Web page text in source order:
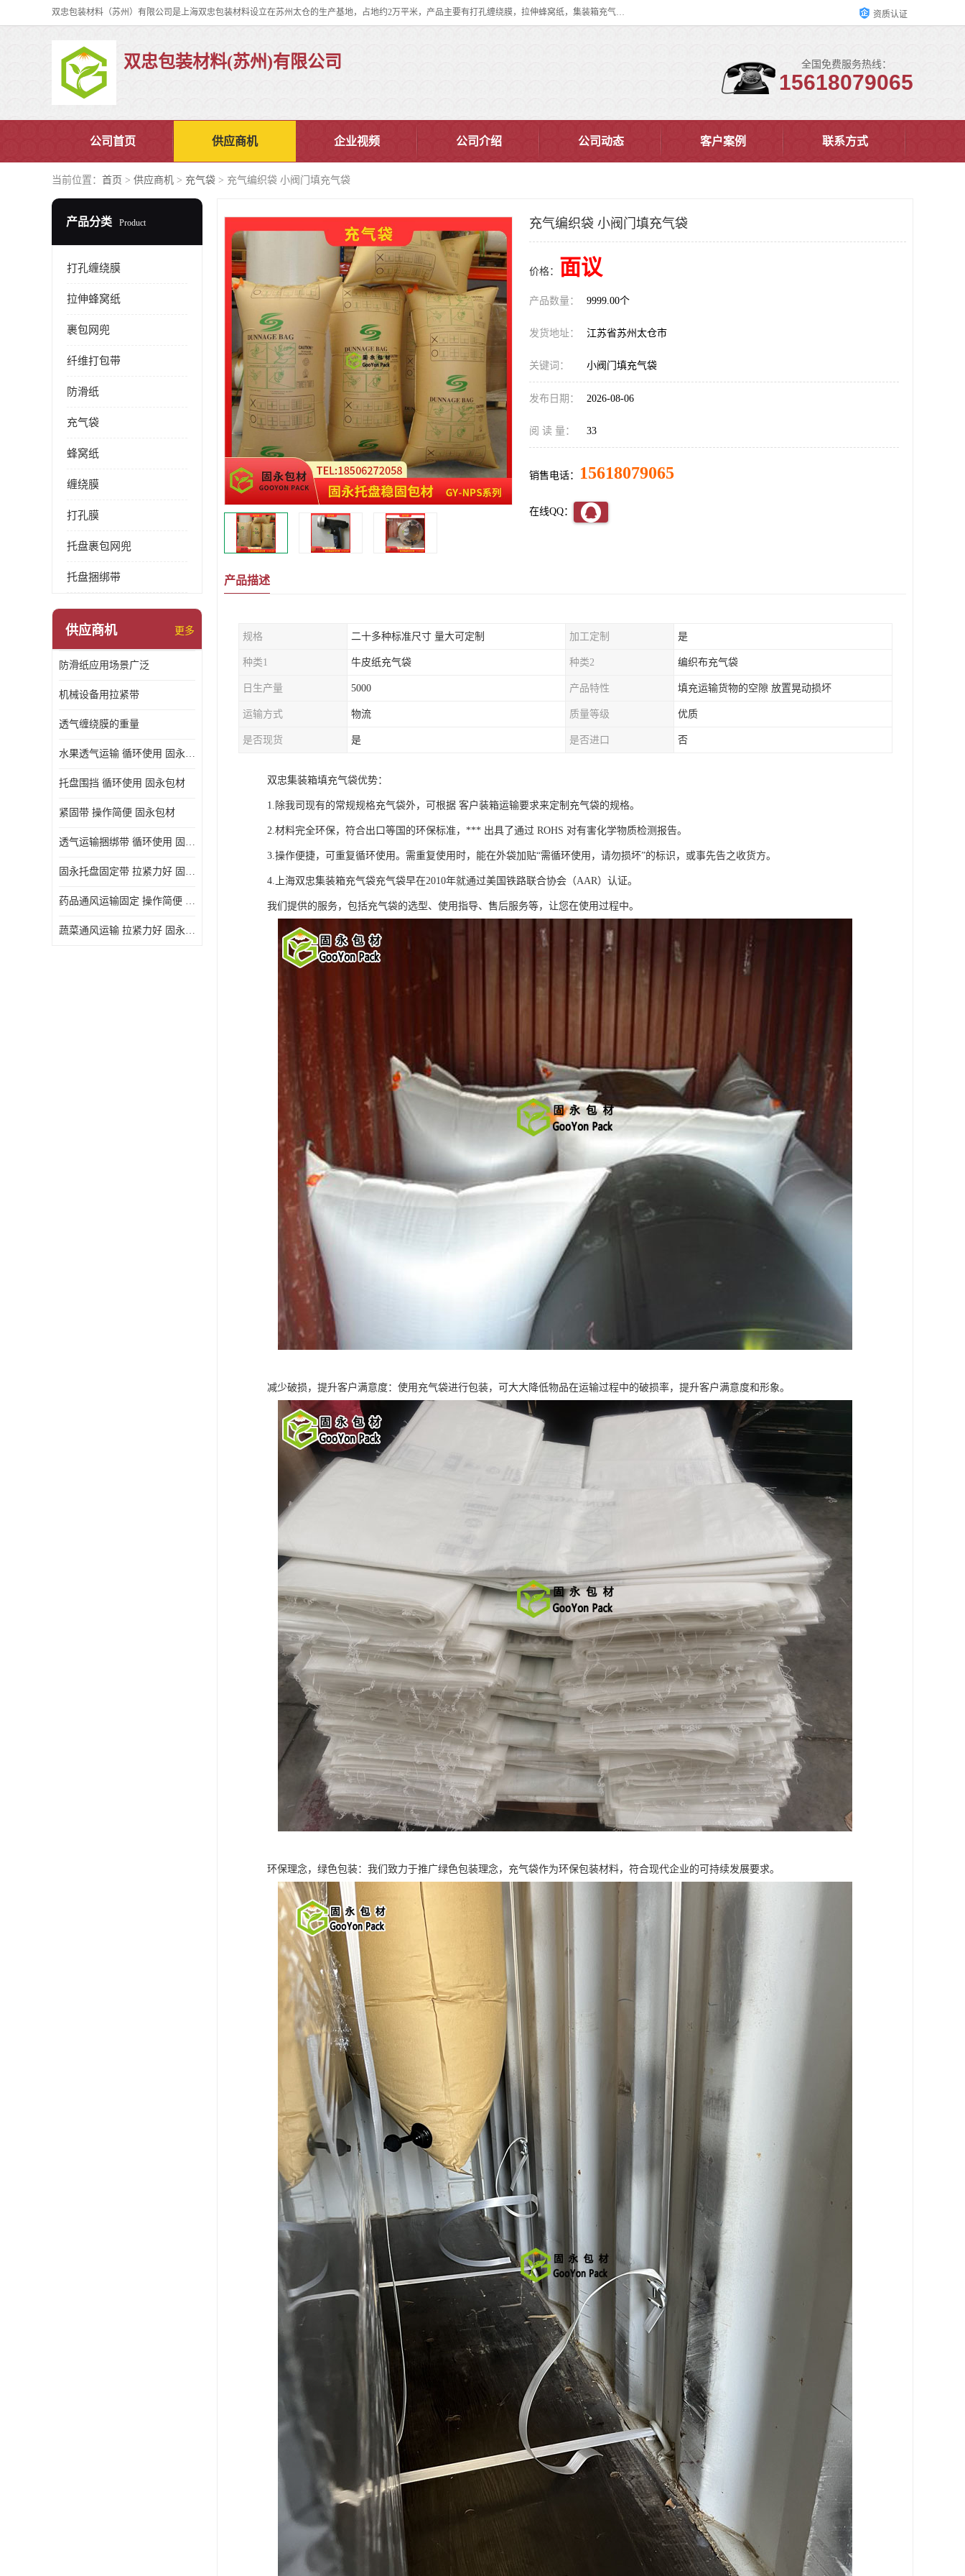
双忠包装材料（苏州）有限公司是上海双忠包装材料设立在苏州太仓的生产基地，占地约2万平米，产品主要有打孔缠绕膜，拉伸蜂窝纸，集装箱充气袋，滑托板，打包带，裹包网兜，防滑纸等箱体和托盘的运输和保护性包材。固永包材®，GooYon Pack®，是我们保护性包装材料的专属品牌。 资质认证
双忠包装材料(苏州)有限公司 全国免费服务热线：
15618079065
公司首页 供应商机 企业视频 公司介绍 公司动态 客户案例 联系方式
当前位置： 首页 > 供应商机 > 充气袋 > 充气编织袋 小阀门填充气袋
产品分类 Product
打孔缠绕膜
拉伸蜂窝纸
裹包网兜
纤维打包带
防滑纸
充气袋
蜂窝纸
缠绕膜
打孔膜
托盘裹包网兜
托盘捆绑带
供应商机 更多
防滑纸应用场景广泛
机械设备用拉紧带
透气缠绕膜的重量
水果透气运输 循环使用 固永包材
托盘围挡 循环使用 固永包材
紧固带 操作简便 固永包材
透气运输捆绑带 循环使用 固永包材
固永托盘固定带 拉紧力好 固永包材
药品通风运输固定 操作简便 固永包材
蔬菜通风运输 拉紧力好 固永包材
充气编织袋 小阀门填充气袋
价格： 面议
产品数量： 9999.00个
发货地址： 江苏省苏州太仓市
关键词： 小阀门填充气袋
发布日期： 2026-08-06
阅 读 量： 33
销售电话： 15618079065
在线QQ：
产品描述
规格 二十多种标准尺寸 量大可定制 加工定制 是
种类1 牛皮纸充气袋 种类2 编织布充气袋
日生产量 5000 产品特性 填充运输货物的空隙 放置晃动损坏
运输方式 物流 质量等级 优质
是否现货 是 是否进口 否
双忠集装箱填充气袋优势：
1.除我司现有的常规规格充气袋外，可根据 客户装箱运输要求来定制充气袋的规格。
2.材料完全环保，符合出口等国的环保标准，*** 出具了通过 ROHS 对有害化学物质检测报告。
3.操作便捷，可重复循环使用。需重复使用时，能在外袋加贴“需循环使用，请勿损坏”的标识，或事先告之收货方。
4.上海双忠集装箱充气袋充气袋早在2010年就通过美国铁路联合协会（AAR）认证。
我们提供的服务，包括充气袋的选型、使用指导、售后服务等，让您在使用过程中。
减少破损，提升客户满意度：使用充气袋进行包装，可大大降低物品在运输过程中的破损率，提升客户满意度和形象。
环保理念，绿色包装：我们致力于推广绿色包装理念，充气袋作为环保包装材料，符合现代企业的可持续发展要求。